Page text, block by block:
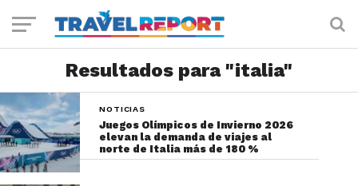
Resultados para "italia"
NOTICIAS
Juegos Olímpicos de Invierno 2026
elevan la demanda de viajes al
norte de Italia más de 180 %